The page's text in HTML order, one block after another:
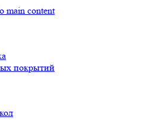
main content
покрытий